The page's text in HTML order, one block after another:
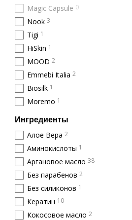
Magic Capsule 0
Nook 3
Tigi 1
HiSkin 1
MOOD 2
Emmebi Italia 2
Biosilk 1
Moremo 1
Ингредиенты
Алое Вера 2
Аминокислоты 1
Аргановое масло 38
Без парабенов 2
Без силиконов 1
Кератин 10
Кокосовое масло 2